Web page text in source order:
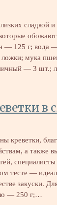
сладкой
— 125 г; вода
мука
— 3 шт.;
в
креветки,
а также
тесте —
закуски.
— 250 г;…